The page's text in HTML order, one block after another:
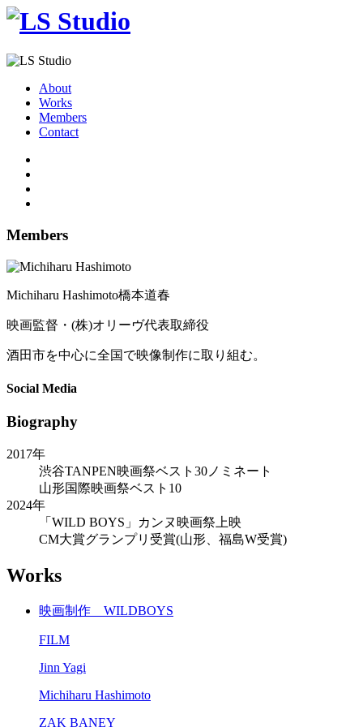
About
Works
Members
Contact
Members
Michiharu Hashimoto橋本道春
映画監督・(株)オリーヴ代表取締役
酒田市を中心に全国で映像制作に取り組む。
Social Media
Biography
2017年
渋谷TANPEN映画祭ベスト30ノミネート
山形国際映画祭ベスト10
2024年
「WILD BOYS」カンヌ映画祭上映
CM大賞グランプリ受賞(山形、福島W受賞)
Works
映画制作 WILDBOYS
FILM
Jinn Yagi
Michiharu Hashimoto
ZAK BANEY